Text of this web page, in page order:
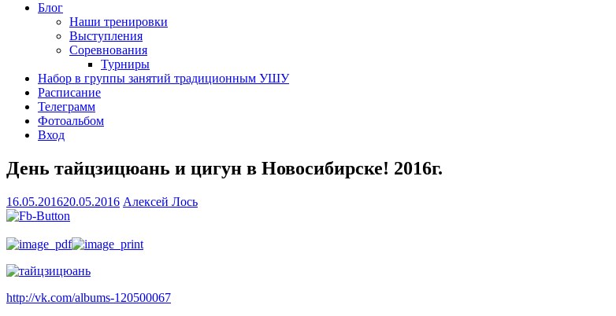
Блог
Наши тренировки
Выступления
Соревнования
Турниры
Набор в группы занятий традиционным УШУ
Расписание
Телеграмм
Фотоальбом
Вход
День тайцзицюань и цигун в Новосибирске! 2016г.
16.05.201620.05.2016 Алексей Лось
http://vk.com/albums-120500067